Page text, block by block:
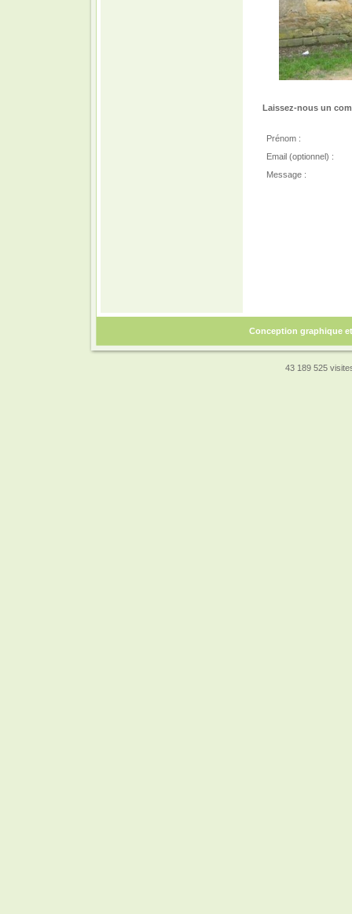
Laissez-nous un
Prénom :
Email (optionnel) :
Message :
Conception graphique
43 189 525